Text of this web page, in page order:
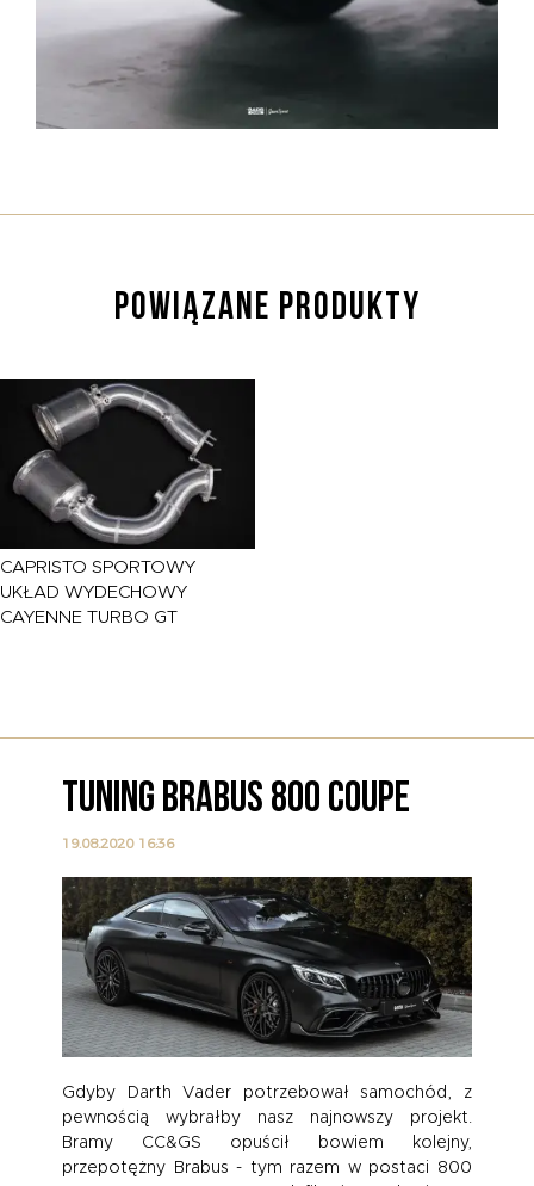
POWIĄZANE PRODUKTY
CAPRISTO SPORTOWY
UKŁAD WYDECHOWY
CAYENNE TURBO GT
TUNING BRABUS 800 COUPE
19.08.2020 16:36
Gdyby Darth Vader potrzebował samochód, z
pewnością wybrałby nasz najnowszy projekt.
Bramy CC&GS opuścił bowiem kolejny,
przepotężny Brabus - tym razem w postaci 800